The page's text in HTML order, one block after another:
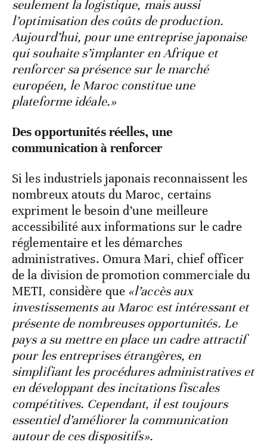
seulement la logistique, mais aussi
l’optimisation des coûts de production.
Aujourd’hui, pour une entreprise japonaise
qui souhaite s’implanter en Afrique et
renforcer sa présence sur le marché
européen, le Maroc constitue une
plateforme idéale.»
Des opportunités réelles, une
communication à renforcer
Si les industriels japonais reconnaissent les
nombreux atouts du Maroc, certains
expriment le besoin d’une meilleure
accessibilité aux informations sur le cadre
réglementaire et les démarches
administratives. Omura Mari, chief officer
de la division de promotion commerciale du
METI, considère que «l’accès aux
investissements au Maroc est intéressant et
présente de nombreuses opportunités. Le
pays a su mettre en place un cadre attractif
pour les entreprises étrangères, en
simplifiant les procédures administratives et
en développant des incitations fiscales
compétitives. Cependant, il est toujours
essentiel d’améliorer la communication
autour de ces dispositifs».